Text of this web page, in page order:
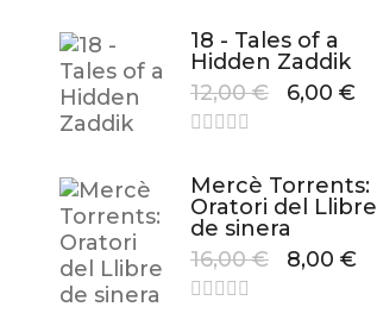
18 - Tales of a
Hidden Zaddik
12,00€ 6,00 €
Mercè Torrents:
Oratori del Llibre
de sinera
16,00€ 8,00 €